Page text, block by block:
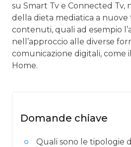
su Smart Tv e Connected Tv,
della dieta mediatica a nuove
contenuti, quali ad esempio
nell’approccio alle diverse
comunicazione digitali, come
Home.
Domande chiave
Quali sono le tipologie